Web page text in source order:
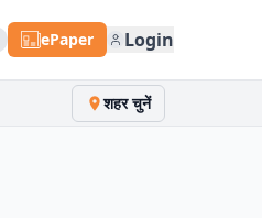
ePaper Login
शहर चुनें